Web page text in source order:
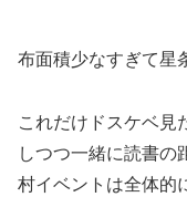
布面積少なすぎて星
これだけドスケベ見
しつつ一緒に読書の
村イベントは全体的